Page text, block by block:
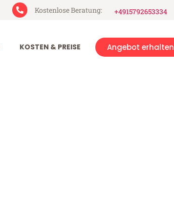
Kostenlose Beratung: +4915792653334
KOSTEN & PREISE Angebot erhalten